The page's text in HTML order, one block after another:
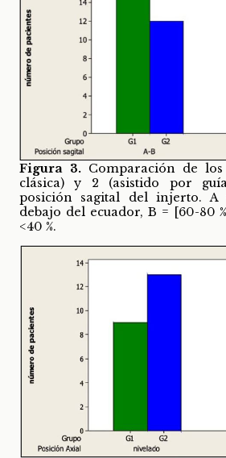
Figura 3. Comparación de
clásica) y 2 (asistido por
posición sagital del injerto. A
debajo del ecuador, B = [60-80
<40 %.